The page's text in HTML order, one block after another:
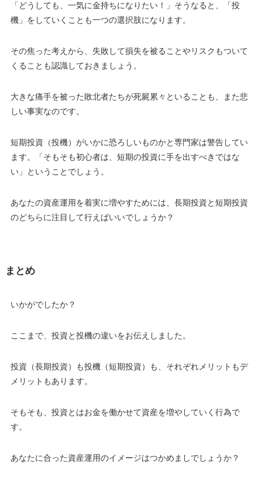
「どうしても、一気に金持ちになりたい！」そうなると、「投
機」をしていくことも一つの選択肢になります。
その焦った考えから、失敗して損失を被ることやリスクもついて
くることも認識しておきましょう。
大きな痛手を被った敗北者たちが死屍累々といることも、また悲
しい事実なのです。
短期投資（投機）がいかに恐ろしいものかと専門家は警告してい
ます。「そもそも初心者は、短期の投資に手を出すべきではな
い」ということでしょう。
あなたの資産運用を着実に増やすためには、長期投資と短期投資
のどちらに注目して行えばいいでしょうか？
まとめ
いかがでしたか？
ここまで、投資と投機の違いをお伝えしました。
投資（長期投資）も投機（短期投資）も、それぞれメリットもデ
メリットもあります。
そもそも、投資とはお金を働かせて資産を増やしていく行為で
す。
あなたに合った資産運用のイメージはつかめましでしょうか？